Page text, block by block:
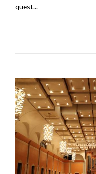
quest...